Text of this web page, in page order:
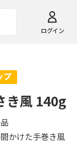
ログイン
き風 140g
かけた手巻き風